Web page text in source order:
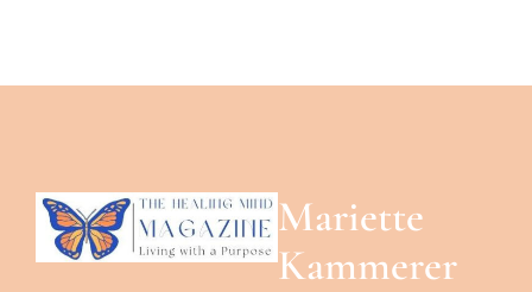
Mariette
Kammerer